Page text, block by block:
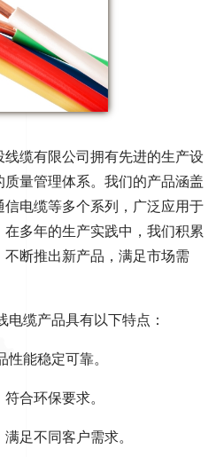
线缆有限公司拥有先进的生产设
量管理体系。我们的产品涵盖
电缆等多个系列，广泛应用于
多年的生产实践中，我们积累
断推出新产品，满足市场需
缆产品具有以下特点：
能稳定可靠。
合环保要求。
足不同客户需求。